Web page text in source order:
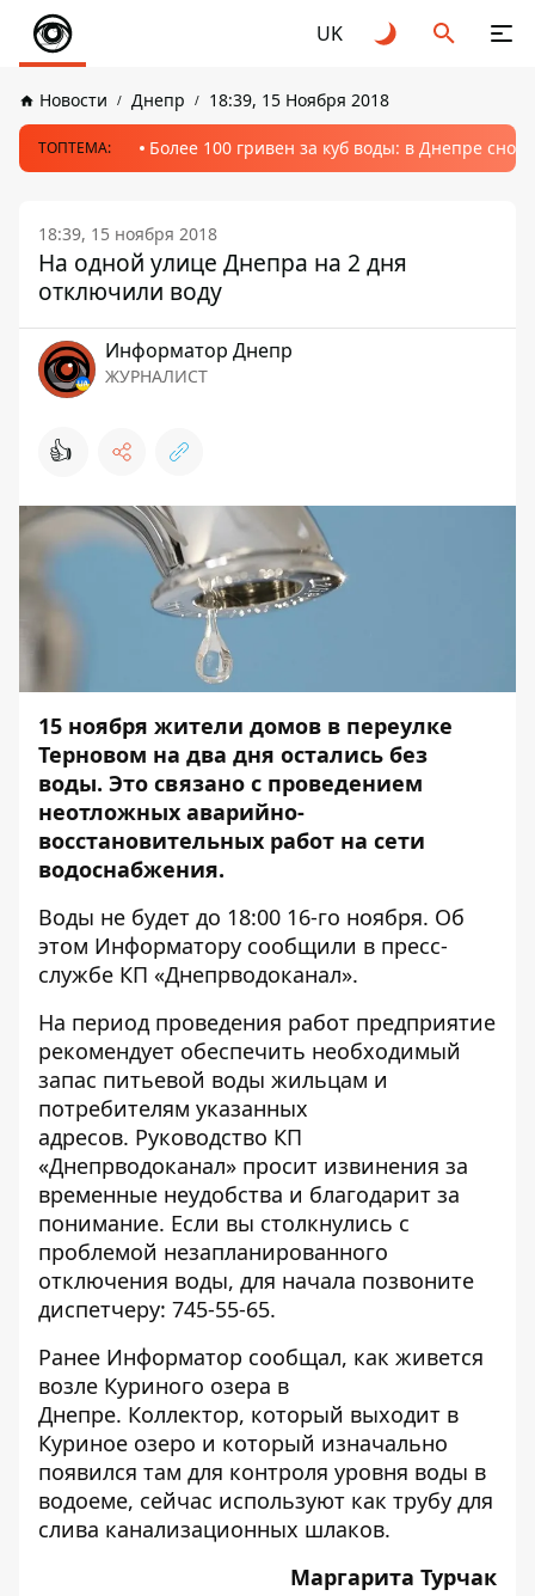
UK
Новости Днепр 18:39, 15 Ноября 2018
ТОПТЕМА: Более 100 гривен за куб воды: в Днепре
18:39, 15 ноября 2018
На одной улице Днепра на 2 дня
отключили воду
Информатор Днепр
ЖУРНАЛИСТ
👍
15 ноября жители домов в переулке
Терновом на два дня остались без
воды. Это связано с проведением
неотложных аварийно-
восстановительных работ на сети
водоснабжения.
Воды не будет до 18:00 16-го ноября. Об
этом Информатору сообщили в пресс-
службе КП «Днепрводоканал».
На период проведения работ предприятие
рекомендует обеспечить необходимый
запас питьевой воды жильцам и
потребителям указанных
адресов. Руководство КП
«Днепрводоканал» просит извинения за
временные неудобства и благодарит за
понимание. Если вы столкнулись с
проблемой незапланированного
отключения воды, для начала позвоните
диспетчеру: 745-55-65.
Ранее Информатор сообщал, как живется
возле Куриного озера в
Днепре. Коллектор, который выходит в
Куриное озеро и который изначально
появился там для контроля уровня воды в
водоеме, сейчас используют как трубу для
слива канализационных шлаков.
Маргарита Турчак